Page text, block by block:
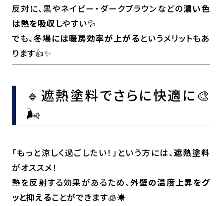
反対に、黒やネイビー・ダークブラウンなどの濃い色
は熱を吸収 しやすい💦
でも、冬場には暖房効率が上がるというメリットもあ
ります👍✨
🔹遮熱塗料でさらに快適に🎨
🌬️
「もっと涼しく過ごしたい！」という方には、遮熱塗料
がオススメ！
熱を反射する効果があるため、外壁の温度上昇をグ
ッと抑えることができます🧊☀️